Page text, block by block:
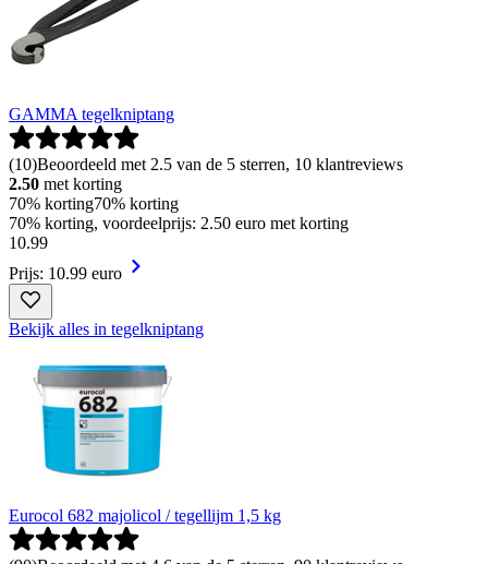
GAMMA tegelkniptang
(10)Beoordeeld met 2.5 van de 5 sterren, 10 klantreviews
2.50 met korting
70% korting70% korting
70% korting, voordeelprijs: 2.50 euro met korting
10.99
Prijs: 10.99 euro
Bekijk alles in tegelkniptang
Eurocol 682 majolicol / tegellijm 1,5 kg